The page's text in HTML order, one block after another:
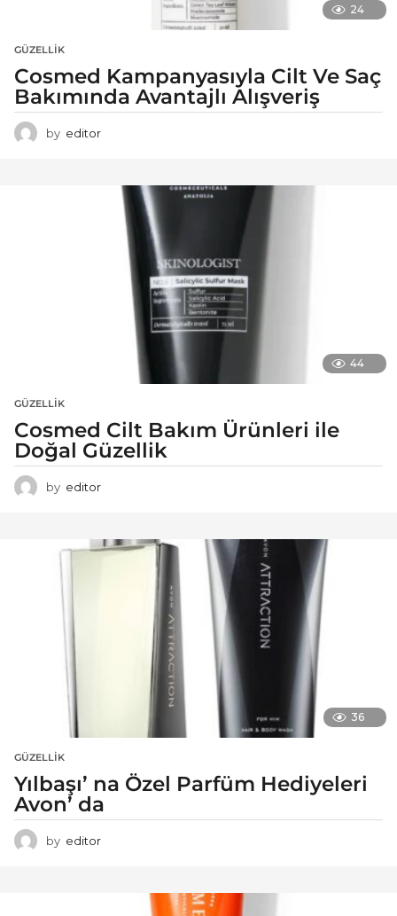
24
GÜZELLIK
Cosmed Kampanyasıyla Cilt Ve Saç
Bakımında Avantajlı Alışveriş
by editor
44
GÜZELLIK
Cosmed Cilt Bakım Ürünleri ile
Doğal Güzellik
by editor
36
GÜZELLIK
Yılbaşı’ na Özel Parfüm Hediyeleri
Avon’ da
by editor